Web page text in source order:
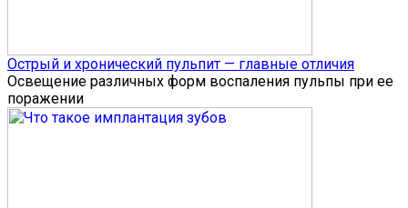
Острый и хронический пульпит — главные отличия
Освещение различных форм воспаления пульпы при ее
поражении